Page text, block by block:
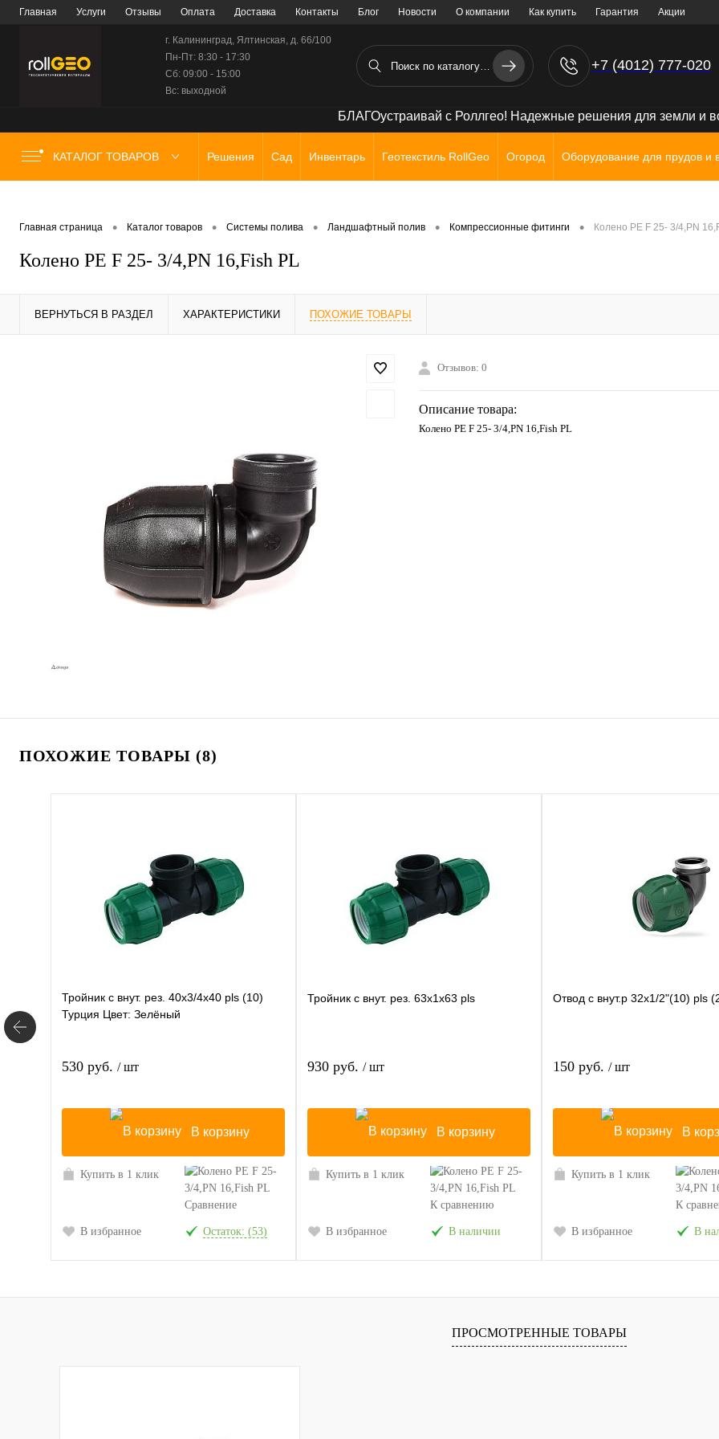
Главная Услуги Отзывы Оплата Доставка Контакты Блог Новости О компании Как купить Гарантия Акции
г. Калининград, Ялтинская, д. 66/100
Пн-Пт: 8:30 - 17:30
Сб: 09:00 - 15:00
Вс: выходной
+7 (4012) 777-020
БЛАГОустраивай с Роллгео! Надежные решения для земли и
КАТАЛОГ ТОВАРОВ Решения Сад Инвентарь Геотекстиль RollGeo Огород Оборудование для прудов и
Главная страница • Каталог товаров • Системы полива • Ландшафтный полив • Компрессионные фитинги • Колено PE F 25- 3/4,PN
Колено PE F 25- 3/4,PN 16,Fish PL
ВЕРНУТЬСЯ В РАЗДЕЛ ХАРАКТЕРИСТИКИ ПОХОЖИЕ ТОВАРЫ
Отзывов: 0
Описание товара:
Колено PE F 25- 3/4,PN 16,Fish PL
ПОХОЖИЕ ТОВАРЫ (8)
Тройник с внут. рез. 40х3/4х40 pls (10)
Турция Цвет: Зелёный
530 руб. / шт
В корзину
Купить в 1 клик
Сравнение
В избранное Остаток: (53)
Тройник с внут. рез. 63х1х63 pls
930 руб. / шт
В корзину
Купить в 1 клик
К сравнению
В избранное В наличии
Отвод с внут.р 32x1/2"(10) pls
150 руб. / шт
В
Купить в 1 клик
К
В избранное В
ПРОСМОТРЕННЫЕ ТОВАРЫ